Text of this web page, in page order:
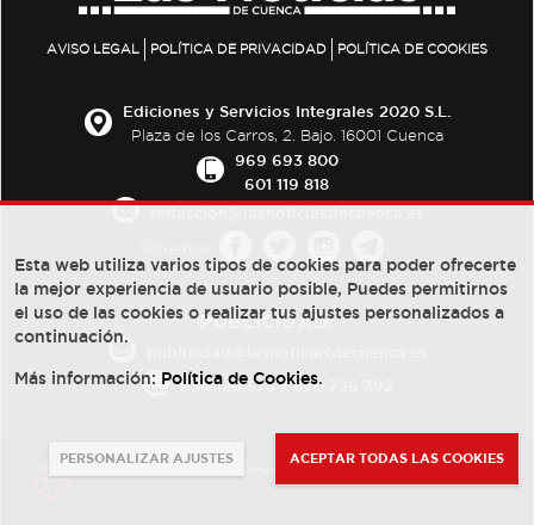
AVISO LEGAL POLÍTICA DE PRIVACIDAD POLÍTICA DE COOKIES
Ediciones y Servicios Integrales 2020 S.L.
Plaza de los Carros, 2. Bajo. 16001 Cuenca
969 693 800
601 119 818
PUBLICIDAD:
684 126 573/670 726 392
Esta web utiliza varios tipos de cookies para poder ofrecerte
la mejor experiencia de usuario posible, Puedes permitirnos
el uso de las cookies o realizar tus ajustes personalizados a
continuación.
Más información: Política de Cookies.
PERSONALIZAR AJUSTES ACEPTAR TODAS LAS COOKIES